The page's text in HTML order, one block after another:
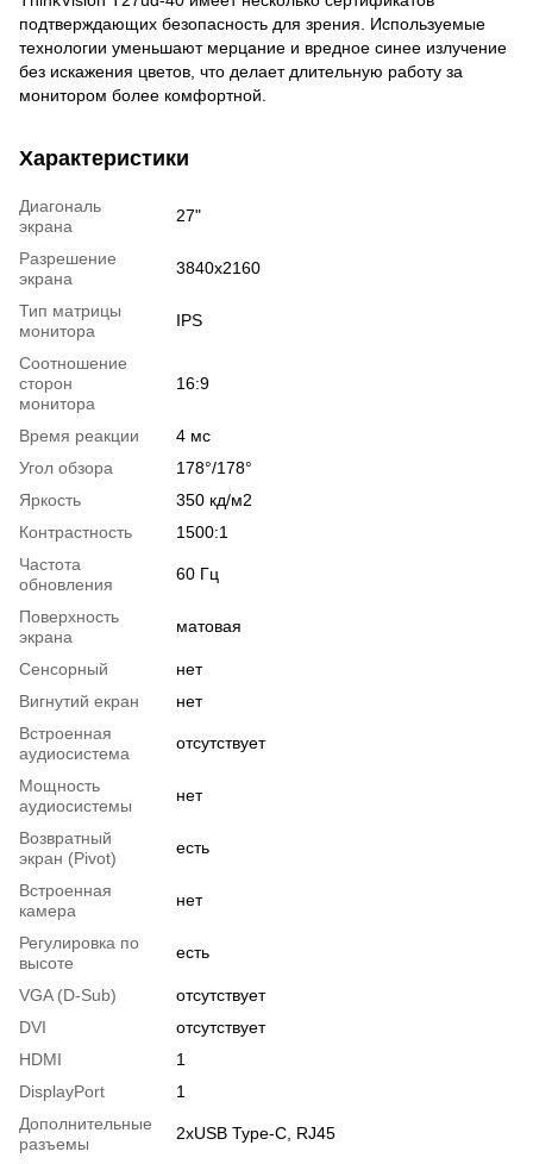
подтверждающих безопасность для зрения. Используемые
технологии уменьшают мерцание и вредное синее излучение
без искажения цветов, что делает длительную работу за
монитором более комфортной.
Характеристики
Диагональ
экрана
27"
Разрешение
экрана
3840х2160
Тип матрицы
монитора
IPS
Соотношение
сторон
монитора
16:9
Время реакции
4 мс
Угол обзора
178°/178°
Яркость
350 кд/м2
Контрастность
1500:1
Частота
обновления
60 Гц
Поверхность
экрана
матовая
Сенсорный
нет
Вигнутий екран
нет
Встроенная
аудиосистема
отсутствует
Мощность
аудиосистемы
нет
Возвратный
экран (Pivot)
есть
Встроенная
камера
нет
Регулировка по
высоте
есть
VGA (D-Sub)
отсутствует
DVI
отсутствует
HDMI
1
DisplayPort
1
Дополнительные
разъемы
2хUSB Type-C, RJ45